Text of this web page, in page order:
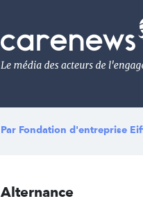
Le
média
de
l'engagement
Par Fondation d'entreprise
Alternance